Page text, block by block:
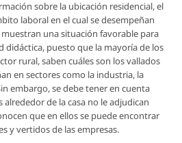
sobre la ubicación residencial, el
laboral en el cual se desempeñan
una situación favorable para
didáctica, puesto que la mayoría de los
rural, saben cuáles son los vallados
en sectores como la industria, la
embargo, se debe tener en cuenta
de la casa no le adjudican
que en ellos se puede encontrar
y vertidos de las empresas.